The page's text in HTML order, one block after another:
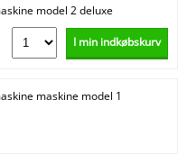
model 2 deluxe
I min indkøbskurv
maskine model 1